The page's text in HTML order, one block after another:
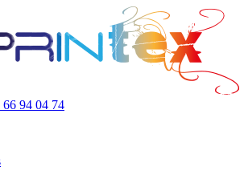
66 94 04 74